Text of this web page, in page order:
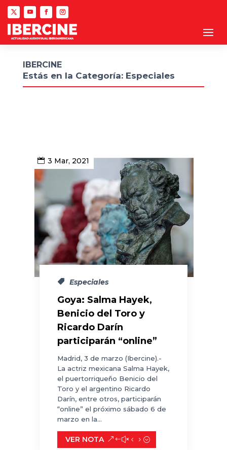
IBERCINE
Estás en la Categoría: Especiales
3 Mar, 2021
Especiales
Goya: Salma Hayek,
Benicio del Toro y
Ricardo Darín
participarán “online”
Madrid, 3 de marzo (Ibercine).-
La actriz mexicana Salma Hayek,
el puertorriqueño Benicio del
Toro y el argentino Ricardo
Darín, entre otros, participarán
“online” el próximo sábado 6 de
marzo en la...
VER NOTA